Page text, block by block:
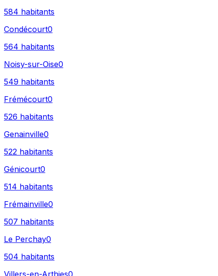
584 habitants
Condécourt0
564 habitants
Noisy-sur-Oise0
549 habitants
Frémécourt0
526 habitants
Genainville0
522 habitants
Génicourt0
514 habitants
Frémainville0
507 habitants
Le Perchay0
504 habitants